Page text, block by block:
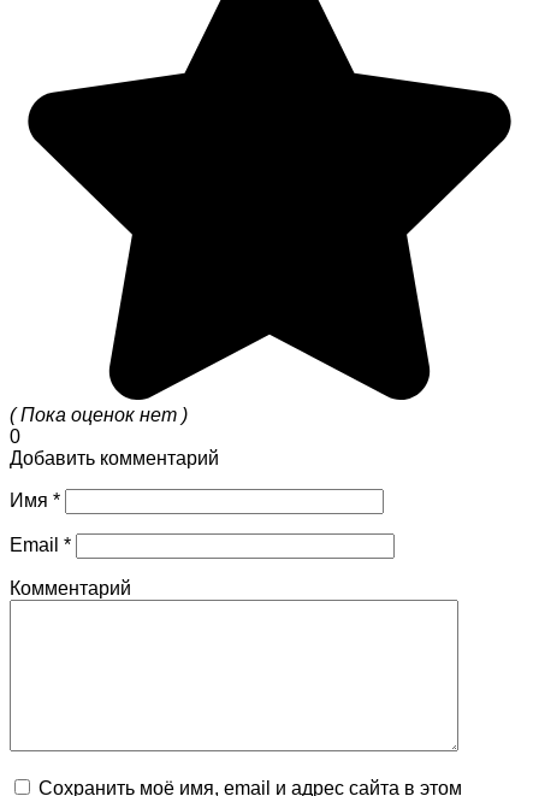
( Пока оценок нет )
0
Добавить комментарий
Имя *
Email *
Комментарий
Сохранить моё имя, email и адрес сайта в этом